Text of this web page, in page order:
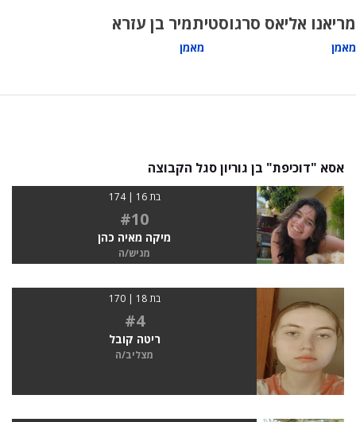
מריאנו אליאס סרגוסטי
מאמן
תמיר בן עזרא
מאמן
אסא "דוכיפת" בן גוריון סגל הקבוצה
בת 16 | 174
#10
מיקה מאיה כהן
מגיש/ה
בת 18 | 170
#4
ריטה קובל
מצליב/ה